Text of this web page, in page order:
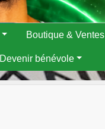
Boutique & Ventes
Devenir bénévole